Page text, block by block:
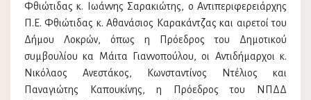
Φθιώτιδας κ. Ιωάννης Σαρακιώτης, ο Αντιπεριφερειάρχης
Π.Ε. Φθιώτιδας κ. Αθανάσιος Καρακάντζας και αιρετοί του
Δήμου Λοκρών, όπως η Πρόεδρος του Δημοτικού
συμβουλίου κα Μάιτα Γιαννοπούλου, οι Αντιδήμαρχοι κ.
Νικόλαος Ανεστάκος, Κωνσταντίνος Ντέλιος και
Παναγιώτης Καπουκίνης, η Πρόεδρος του ΝΠΔΔ